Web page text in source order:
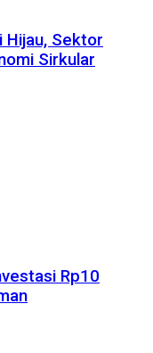
Hijau, Sektor
Sirkular
Rp10